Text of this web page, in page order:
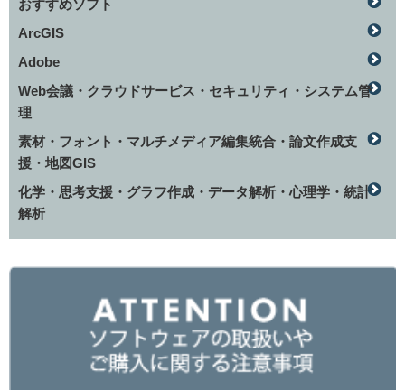
おすすめソフト
ArcGIS
Adobe
Web会議・クラウドサービス・セキュリティ・システム管
理
素材・フォント・マルチメディア編集統合・論文作成支
援・地図GIS
化学・思考支援・グラフ作成・データ解析・心理学・統計
解析